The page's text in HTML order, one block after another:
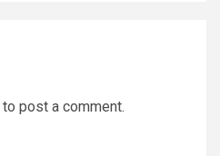
to post a comment.